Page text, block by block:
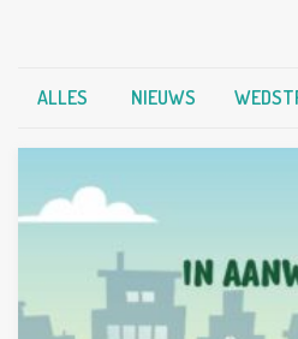
ALLES NIEUWS